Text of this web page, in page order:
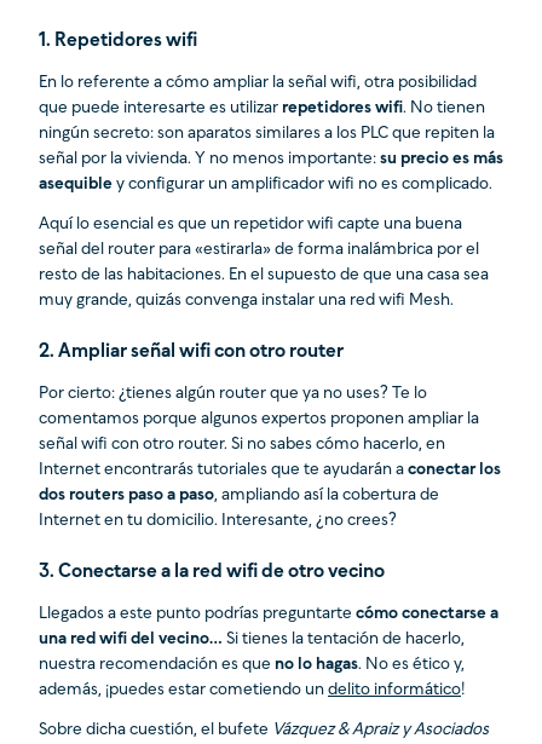
1. Repetidores wifi
En lo referente a cómo ampliar la señal wifi, otra posibilidad
que puede interesarte es utilizar repetidores wifi. No tienen
ningún secreto: son aparatos similares a los PLC que repiten la
señal por la vivienda. Y no menos importante: su precio es más
asequible y configurar un amplificador wifi no es complicado.
Aquí lo esencial es que un repetidor wifi capte una buena
señal del router para «estirarla» de forma inalámbrica por el
resto de las habitaciones. En el supuesto de que una casa sea
muy grande, quizás convenga instalar una red wifi Mesh.
2. Ampliar señal wifi con otro router
Por cierto: ¿tienes algún router que ya no uses? Te lo
comentamos porque algunos expertos proponen ampliar la
señal wifi con otro router. Si no sabes cómo hacerlo, en
Internet encontrarás tutoriales que te ayudarán a conectar los
dos routers paso a paso, ampliando así la cobertura de
Internet en tu domicilio. Interesante, ¿no crees?
3. Conectarse a la red wifi de otro vecino
Llegados a este punto podrías preguntarte cómo conectarse a
una red wifi del vecino… Si tienes la tentación de hacerlo,
nuestra recomendación es que no lo hagas. No es ético y,
además, ¡puedes estar cometiendo un delito informático!
Sobre dicha cuestión, el bufete Vázquez & Apraiz y Asociados